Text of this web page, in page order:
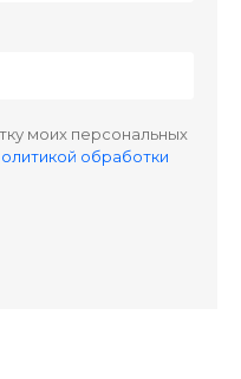
моих персональных
обработки